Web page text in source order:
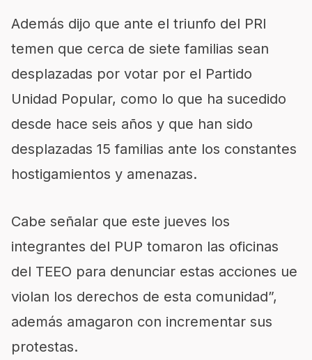
Además dijo que ante el triunfo del PRI
temen que cerca de siete familias sean
desplazadas por votar por el Partido
Unidad Popular, como lo que ha sucedido
desde hace seis años y que han sido
desplazadas 15 familias ante los constantes
hostigamientos y amenazas.
Cabe señalar que este jueves los
integrantes del PUP tomaron las oficinas
del TEEO para denunciar estas acciones ue
violan los derechos de esta comunidad”,
además amagaron con incrementar sus
protestas.